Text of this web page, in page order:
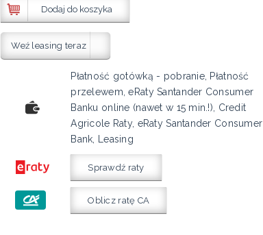
Dodaj do koszyka
Weź leasing teraz
Płatność gotówką - pobranie, Płatność
przelewem, eRaty Santander Consumer
Banku online (nawet w 15 min.!), Credit
Agricole Raty, eRaty Santander Consumer
Bank, Leasing
Sprawdź raty
Oblicz ratę CA